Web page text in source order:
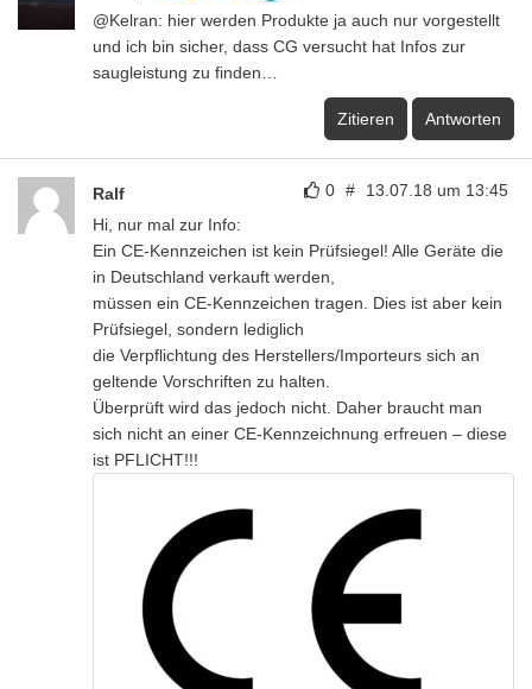
@Kelran: hier werden Produkte ja auch nur vorgestellt
und ich bin sicher, dass CG versucht hat Infos zur
saugleistung zu finden…
Zitieren Antworten
0 # 13.07.18 um 13:45
Ralf
Hi, nur mal zur Info:
Ein CE-Kennzeichen ist kein Prüfsiegel! Alle Geräte die
in Deutschland verkauft werden,
müssen ein CE-Kennzeichen tragen. Dies ist aber kein
Prüfsiegel, sondern lediglich
die Verpflichtung des Herstellers/Importeurs sich an
geltende Vorschriften zu halten.
Überprüft wird das jedoch nicht. Daher braucht man
sich nicht an einer CE-Kennzeichnung erfreuen – diese
ist PFLICHT!!!